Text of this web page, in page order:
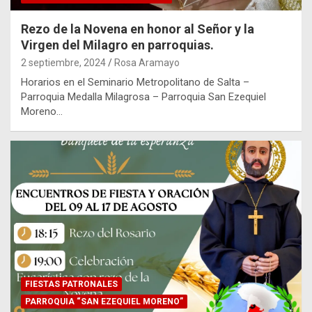
Rezo de la Novena en honor al Señor y la
Virgen del Milagro en parroquias.
2 septiembre, 2024 Rosa Aramayo
Horarios en el Seminario Metropolitano de Salta –
Parroquia Medalla Milagrosa – Parroquia San Ezequiel
Moreno…
FIESTAS PATRONALES
PARROQUIA “SAN EZEQUIEL MORENO”